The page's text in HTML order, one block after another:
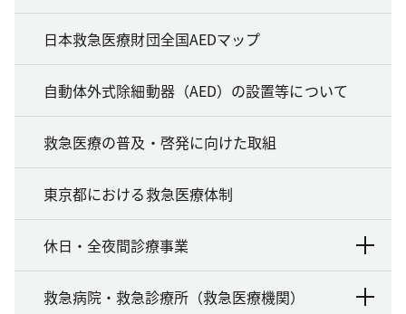
日本救急医療財団全国AEDマップ
自動体外式除細動器（AED）の設置等について
救急医療の普及・啓発に向けた取組
東京都における救急医療体制
休日・全夜間診療事業
救急病院・救急診療所（救急医療機関）